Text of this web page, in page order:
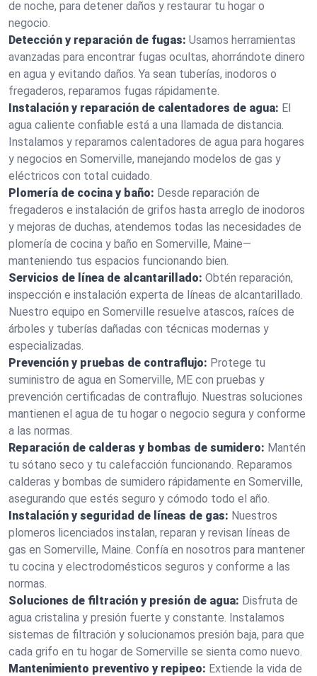
de noche, para detener daños y restaurar tu hogar o
negocio.
Detección y reparación de fugas: Usamos herramientas
avanzadas para encontrar fugas ocultas, ahorrándote dinero
en agua y evitando daños. Ya sean tuberías, inodoros o
fregaderos, reparamos fugas rápidamente.
Instalación y reparación de calentadores de agua: El
agua caliente confiable está a una llamada de distancia.
Instalamos y reparamos calentadores de agua para hogares
y negocios en Somerville, manejando modelos de gas y
eléctricos con total cuidado.
Plomería de cocina y baño: Desde reparación de
fregaderos e instalación de grifos hasta arreglo de inodoros
y mejoras de duchas, atendemos todas las necesidades de
plomería de cocina y baño en Somerville, Maine—
manteniendo tus espacios funcionando bien.
Servicios de línea de alcantarillado: Obtén reparación,
inspección e instalación experta de líneas de alcantarillado.
Nuestro equipo en Somerville resuelve atascos, raíces de
árboles y tuberías dañadas con técnicas modernas y
especializadas.
Prevención y pruebas de contraflujo: Protege tu
suministro de agua en Somerville, ME con pruebas y
prevención certificadas de contraflujo. Nuestras soluciones
mantienen el agua de tu hogar o negocio segura y conforme
a las normas.
Reparación de calderas y bombas de sumidero: Mantén
tu sótano seco y tu calefacción funcionando. Reparamos
calderas y bombas de sumidero rápidamente en Somerville,
asegurando que estés seguro y cómodo todo el año.
Instalación y seguridad de líneas de gas: Nuestros
plomeros licenciados instalan, reparan y revisan líneas de
gas en Somerville, Maine. Confía en nosotros para mantener
tu cocina y electrodomésticos seguros y conforme a las
normas.
Soluciones de filtración y presión de agua: Disfruta de
agua cristalina y presión fuerte y constante. Instalamos
sistemas de filtración y solucionamos presión baja, para que
cada grifo en tu hogar de Somerville se sienta como nuevo.
Mantenimiento preventivo y repipeo: Extiende la vida de